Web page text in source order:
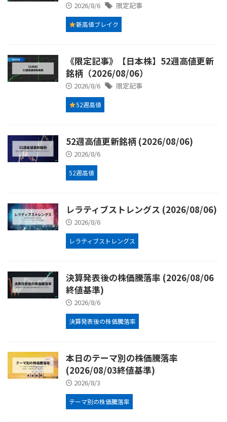
2026/8/6 限定記事
新高値ブレイク
《限定記事》【日本株】52週高値更新
銘柄（2026/08/06）
2026/8/6 限定記事
52週高値
52週高値更新銘柄 (2026/08/06)
2026/8/6
52週高値
レラティブストレングス (2026/08/06)
2026/8/6
レラティブストレングス
決算発表後の株価騰落率 (2026/08/06
終値基準)
2026/8/6
決算発表後の株価騰落率
本日のテーマ別の株価騰落率
(2026/08/03終値基準)
2026/8/3
テーマ別の株価騰落率